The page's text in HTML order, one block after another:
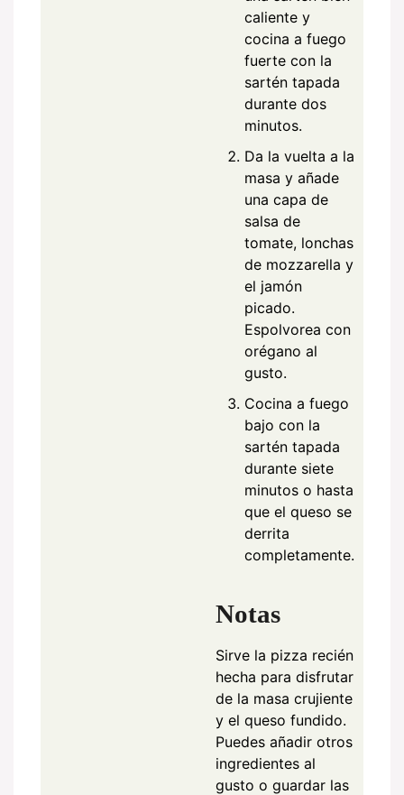
caliente y
cocina a fuego
fuerte con la
sartén tapada
durante dos
minutos.
Da la vuelta a la
masa y añade
una capa de
salsa de
tomate, lonchas
de mozzarella y
el jamón
picado.
Espolvorea con
orégano al
gusto.
Cocina a fuego
bajo con la
sartén tapada
durante siete
minutos o hasta
que el queso se
derrita
completamente.
Notas
Sirve la pizza recién
hecha para disfrutar
de la masa crujiente
y el queso fundido.
Puedes añadir otros
ingredientes al
gusto o guardar las